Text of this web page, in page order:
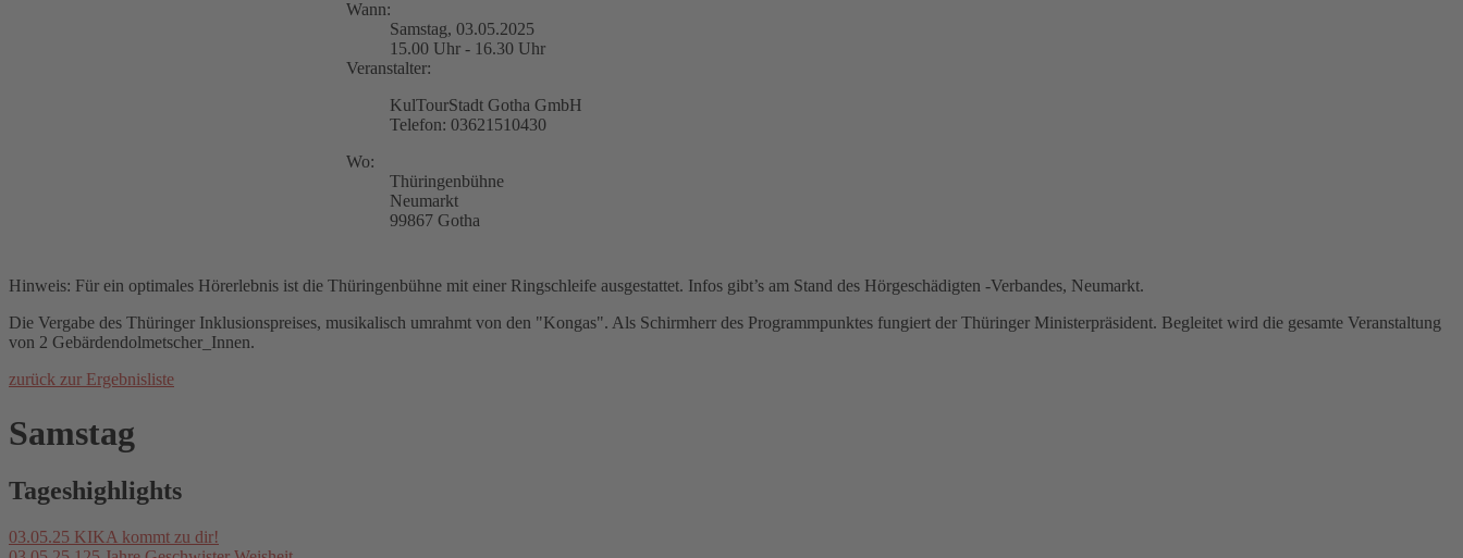
Wann:
Samstag, 03.05.2025
15.00 Uhr - 16.30 Uhr
Veranstalter:
KulTourStadt Gotha GmbH
Telefon: 03621510430
Wo:
Thüringenbühne
Neumarkt
99867 Gotha
Hinweis: Für ein optimales Hörerlebnis ist die Thüringenbühne mit einer Ringschleife ausgestattet. Infos gibt’s am Stand des Hörgeschädigten -Verbandes, Neumarkt.
Die Vergabe des Thüringer Inklusionspreises, musikalisch umrahmt von den "Kongas". Als Schirmherr des Programmpunktes fungiert der Thüringer Ministerpräsident. Begleitet wird die gesamte Veranstaltung
von 2 Gebärdendolmetscher_Innen.
zurück zur Ergebnisliste
Samstag
Tageshighlights
03.05.25 KIKA kommt zu dir!